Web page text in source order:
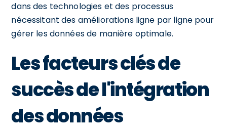
dans des technologies et des processus
nécessitant des améliorations ligne par ligne pour
gérer les données de manière optimale.
Les facteurs clés de
succès de l'intégration
des données